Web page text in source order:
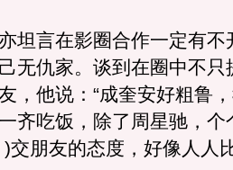
言在影圈合作一定有不
无仇家。谈到在圈中不只
，他说：“成奎安好粗鲁
齐吃饭，除了周星驰，个
交朋友的态度，好像人人